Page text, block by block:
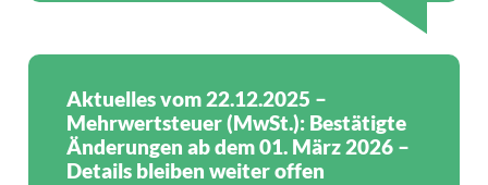
Aktuelles vom 22.12.2025 –
Mehrwertsteuer (MwSt.): Bestätigte
Änderungen ab dem 01. März 2026 –
Details bleiben weiter offen